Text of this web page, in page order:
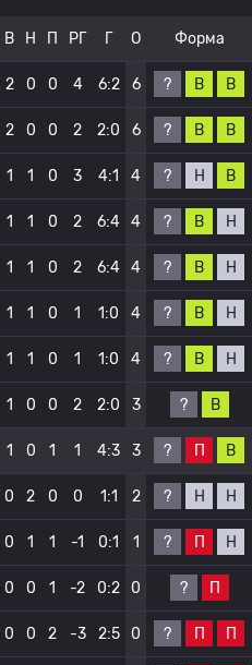
В Н П РГ Г О Форма
2 0 0 4 6:2 6 ? В В
2 0 0 2 2:0 6 ? В В
1 1 0 3 4:1 4 ? Н В
1 1 0 2 6:4 4 ? В Н
1 1 0 2 6:4 4 ? В Н
1 1 0 1 1:0 4 ? В Н
1 1 0 1 1:0 4 ? В Н
1 0 0 2 2:0 3 ? В
1 0 1 1 4:3 3 ? П В
0 2 0 0 1:1 2 ? Н Н
0 1 1 -1 0:1 1 ? П Н
0 0 1 -2 0:2 0 ? П
0 0 2 -3 2:5 0 ? П П